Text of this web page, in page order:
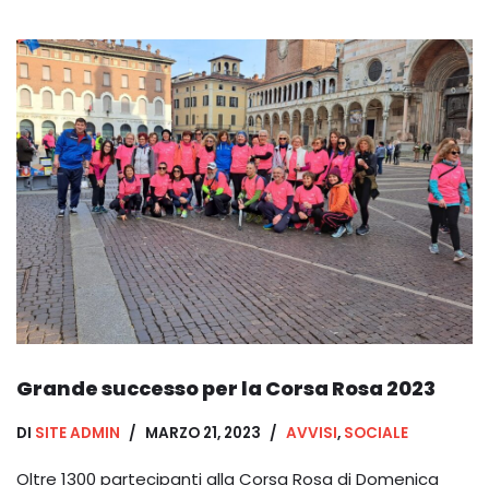
Grande successo per la Corsa Rosa 2023
DI SITE ADMIN MARZO 21, 2023 AVVISI, SOCIALE
Oltre 1300 partecipanti alla Corsa Rosa di Domenica